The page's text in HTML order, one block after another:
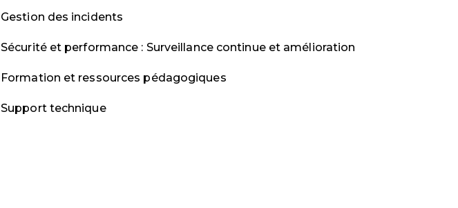
Gestion des incidents
Sécurité et performance : Surveillance continue et amélioration
Formation et ressources pédagogiques
Support technique